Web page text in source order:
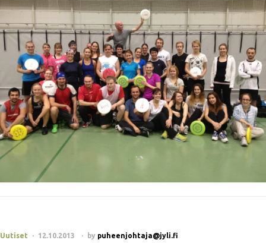
Uutiset 12.10.2013 by puheenjohtaja@jyli.fi